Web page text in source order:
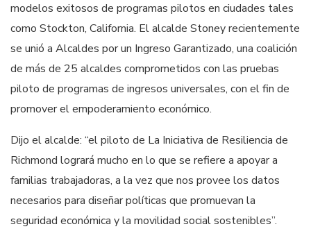
modelos exitosos de programas pilotos en ciudades tales
como Stockton, California. El alcalde Stoney recientemente
se unió a Alcaldes por un Ingreso Garantizado, una coalición
de más de 25 alcaldes comprometidos con las pruebas
piloto de programas de ingresos universales, con el fin de
promover el empoderamiento económico.
Dijo el alcalde: “el piloto de La Iniciativa de Resiliencia de
Richmond logrará mucho en lo que se refiere a apoyar a
familias trabajadoras, a la vez que nos provee los datos
necesarios para diseñar políticas que promuevan la
seguridad económica y la movilidad social sostenibles”.